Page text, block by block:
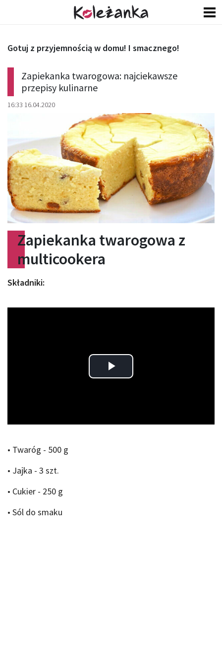
Zapiekanka twarogowa: najciekawsze
przepisy kulinarne
16:33 16.04.2020
Gotuj z przyjemnością w domu! I smacznego!
Zapiekanka twarogowa z
multicookera
Składniki:
Play
• Twaróg - 500 g
• Jajka - 3 szt.
• Cukier - 250 g
• Sól do smaku